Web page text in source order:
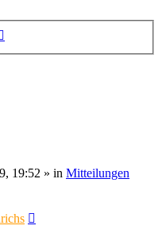
19:52 » in Mitteilungen